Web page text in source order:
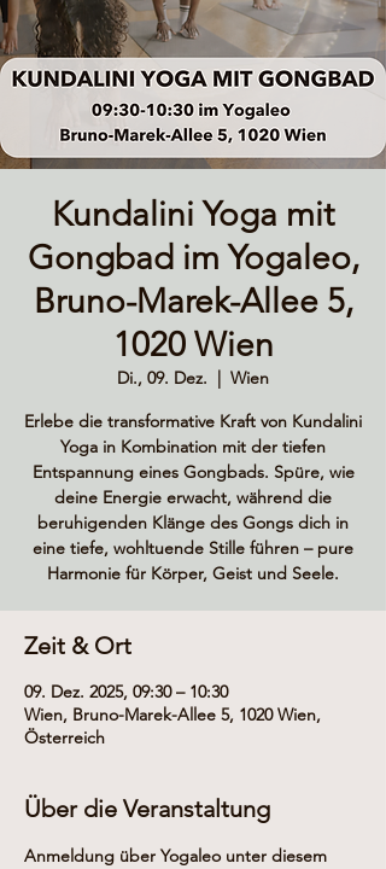
Kundalini Yoga mit
Gongbad im Yogaleo,
Bruno-Marek-Allee 5,
1020 Wien
Di., 09. Dez.
Wien
Erlebe die transformative Kraft von Kundalini
Yoga in Kombination mit der tiefen
Entspannung eines Gongbads. Spüre, wie
deine Energie erwacht, während die
beruhigenden Klänge des Gongs dich in
eine tiefe, wohltuende Stille führen – pure
Harmonie für Körper, Geist und Seele.
Zeit & Ort
09. Dez. 2025, 09:30 – 10:30
Wien, Bruno-Marek-Allee 5, 1020 Wien,
Österreich
Über die Veranstaltung
Anmeldung über Yogaleo unter diesem